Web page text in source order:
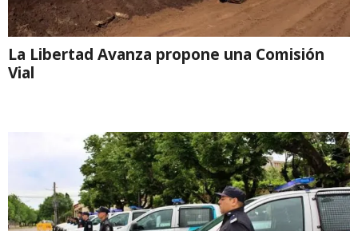
La Libertad Avanza propone una Comisión
Vial